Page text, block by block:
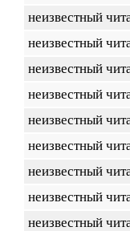
неизвестный
неизвестный
неизвестный
неизвестный
неизвестный
неизвестный
неизвестный
неизвестный
неизвестный